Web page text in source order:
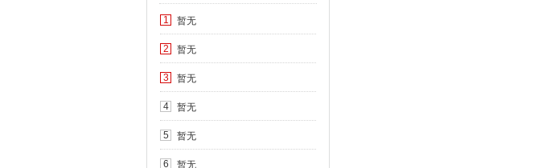
1 暂无
2 暂无
3 暂无
4 暂无
5 暂无
6 暂无